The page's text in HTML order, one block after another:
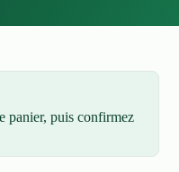
panier, puis confirmez